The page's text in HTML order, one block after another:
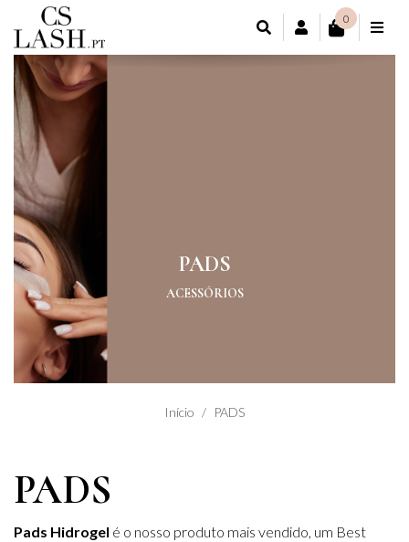
CONTA DE
0
PADS
ACESSÓRIOS
Início PADS
PADS
Pads Hidrogel é o nosso produto mais vendido, um Best